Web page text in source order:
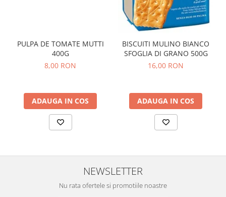
PULPA DE TOMATE MUTTI
400G
8,00 RON
ADAUGA IN COS
BISCUITI MULINO BIANCO
SFOGLIA DI GRANO 500G
16,00 RON
ADAUGA IN COS
NEWSLETTER
Nu rata ofertele si promotiile noastre